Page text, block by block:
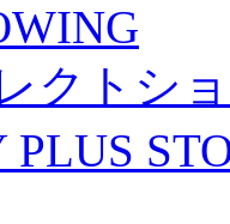
クトシ
PLUS